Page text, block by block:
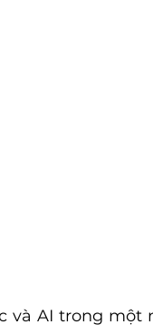
và AI trong một